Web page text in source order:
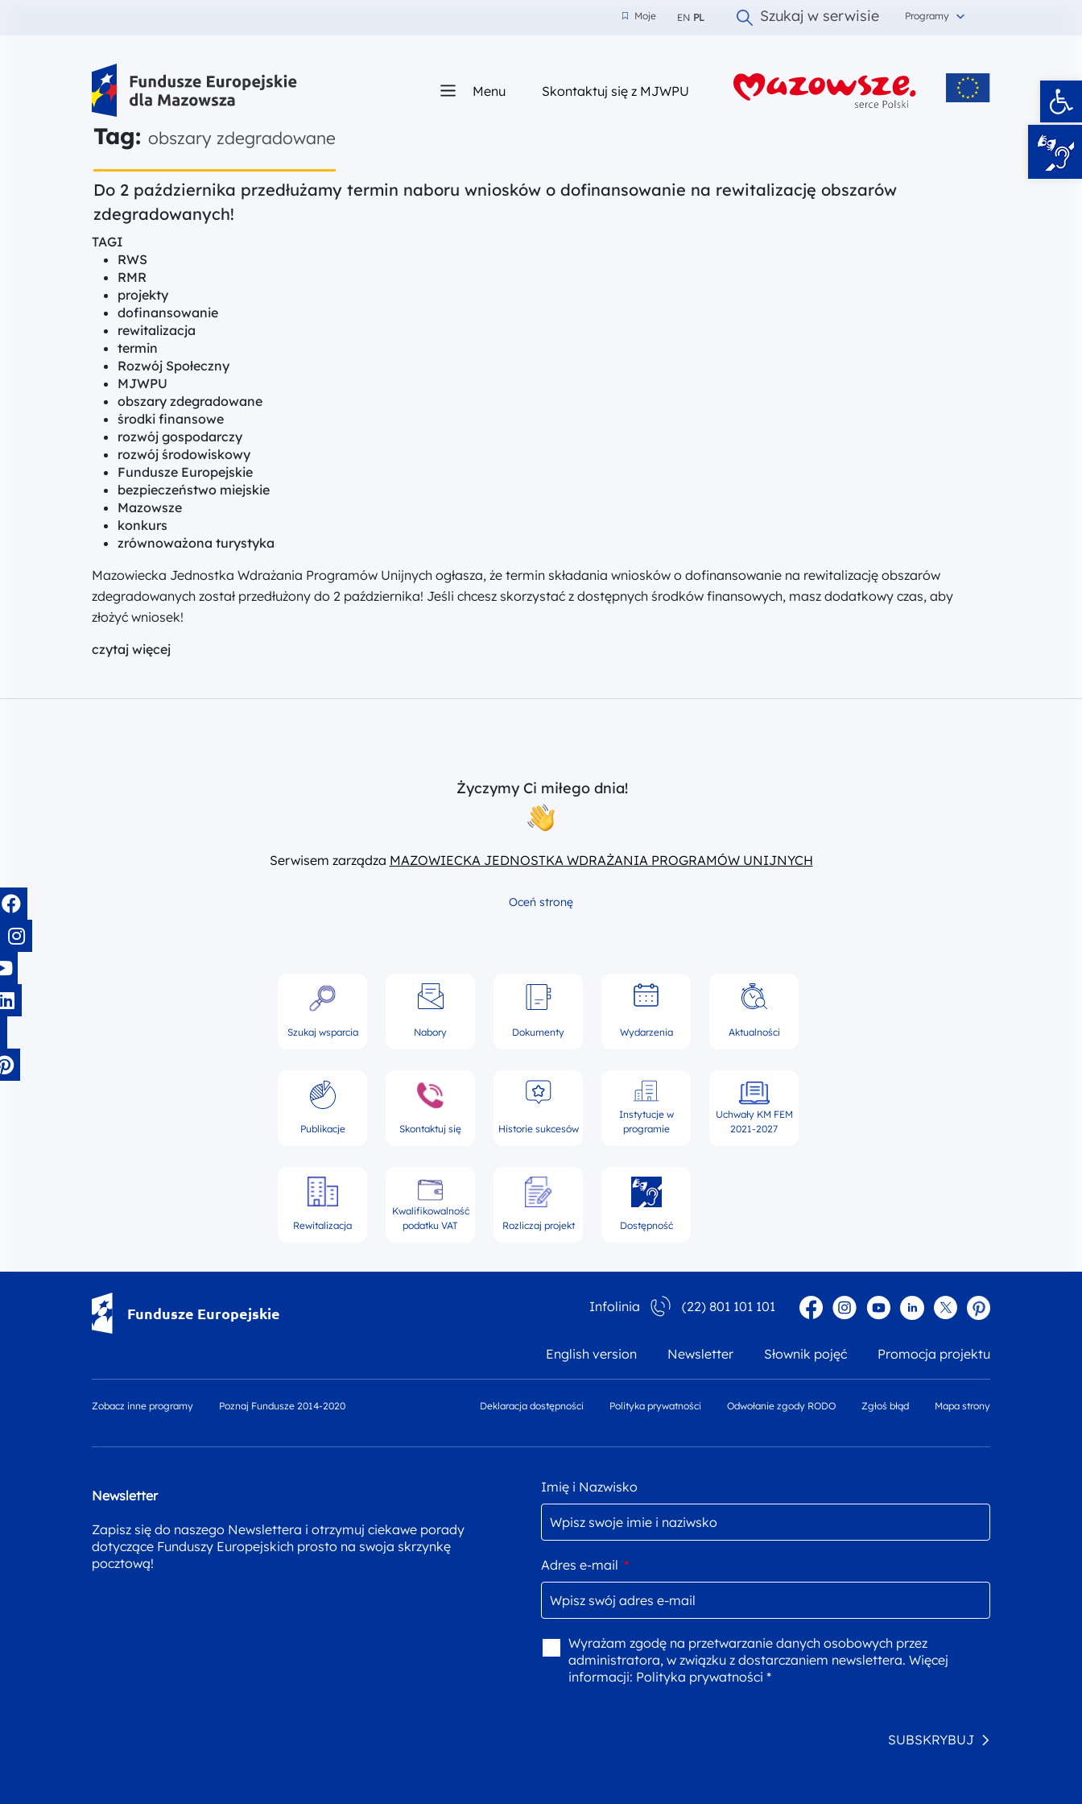
Moje
Moje EN PL Szukaj w serwisie Programy
Fundusze Europejskie dla Mazowsza Menu Skontaktuj się z MJWPUz nami
Tag: obszary zdegradowane
Do 2 października przedłużamy termin naboru wniosków o dofinansowanie na rewitalizację obszarów
zdegradowanych!
TAGI
RWS
RMR
projekty
dofinansowanie
rewitalizacja
termin
Rozwój Społeczny
MJWPU
obszary zdegradowane
środki finansowe
rozwój gospodarczy
rozwój środowiskowy
Fundusze Europejskie
bezpieczeństwo miejskie
Mazowsze
konkurs
zrównoważona turystyka
Mazowiecka Jednostka Wdrażania Programów Unijnych ogłasza, że termin składania wniosków o dofinansowanie na rewitalizację obszarów
zdegradowanych został przedłużony do 2 października! Jeśli chcesz skorzystać z dostępnych środków finansowych, masz dodatkowy czas, aby
złożyć wniosek!
czytaj więcej
Życzymy Ci miłego dnia!
Serwisem zarządza MAZOWIECKA JEDNOSTKA WDRAŻANIA PROGRAMÓW UNIJNYCH
Oceń stronę
Szukaj wsparcia Nabory Dokumenty Wydarzenia Aktualności
Publikacje Skontaktuj się Historie sukcesów
Instytucje w
programie
Uchwały KM FEM
2021-2027
Rewitalizacja
Kwalifikowalność
podatku VAT
Rozliczaj projekt Dostępność
Fundusze Europejskie Infolinia (22) 801 101 101 FacebookInstagram
YouTubeLinkedin
twitterPinterest
English version Newsletter Słownik pojęć Promocja projektu
Zobacz inne programy Poznaj Fundusze 2014-2020 Deklaracja dostępności Polityka prywatności Odwołanie zgody RODO Zgłoś błąd Mapa strony
Newsletter
Zapisz się do naszego Newslettera i otrzymuj ciekawe porady
dotyczące Funduszy Europejskich prosto na swoja skrzynkę
pocztową!
Imię i Nazwisko
Adres e-mail *
Wyrażam zgodę na przetwarzanie danych osobowych przez
administratora, w związku z dostarczaniem newslettera. Więcej
informacji: Polityka prywatności *
SUBSKRYBUJ